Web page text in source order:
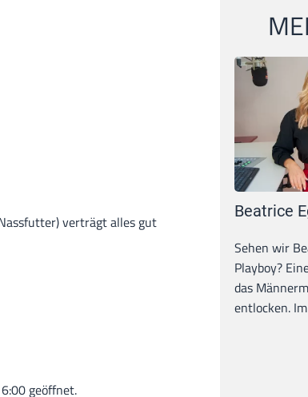
verträgt alles gut
geöffnet.
Beatrice
Sehen wir
Playboy?
das
entlocken.